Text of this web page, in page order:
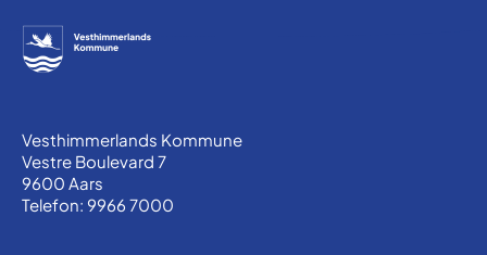
Vesthimmerlands Kommune
Vestre Boulevard 7
9600 Aars
Telefon: 9966 7000